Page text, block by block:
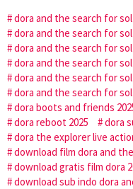
dora and the search for sol
dora and the search for
dora and the search for
dora and the search for
dora and the search for
dora and the search for
dora boots and friends
dora reboot 2025
dora
dora the explorer live
download film dora and
download gratis film dora
download sub indo dora